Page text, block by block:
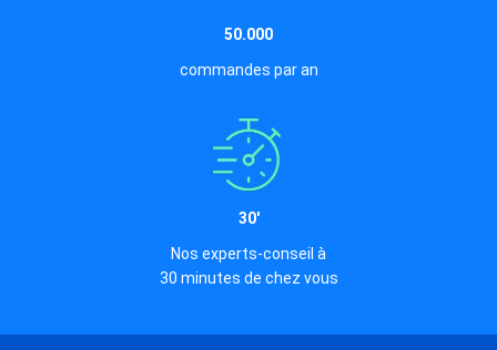
50.000
commandes par an
30'
Nos experts-conseil à
30 minutes de chez vous